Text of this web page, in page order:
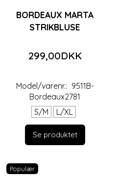
BORDEAUX MARTA
STRIKBLUSE
299,00DKK
Model/varenr.: 9511B-
Bordeaux2781
S/M
L/XL
Se produktet
Populær